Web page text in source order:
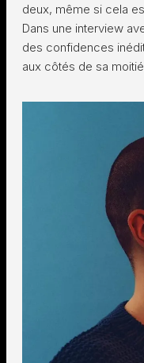
deux, même si cela
Dans une interview
des confidences
aux côtés de sa